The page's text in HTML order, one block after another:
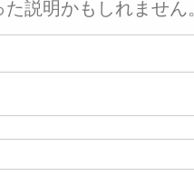
説明かもしれません